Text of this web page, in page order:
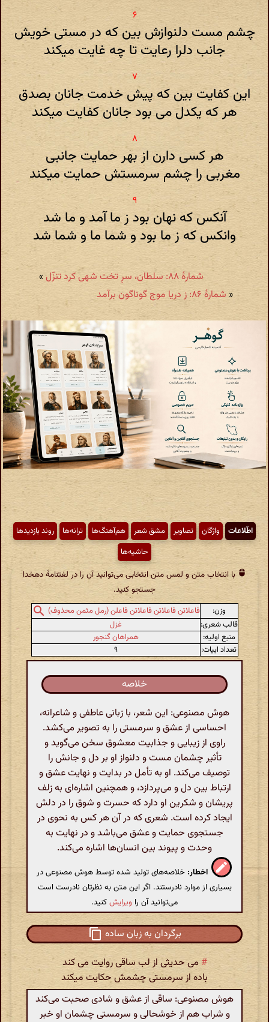
چشم مست دلنوازش بین که در مستی خویش
جانب دلرا رعایت تا چه غایت میکند
این کفایت بین که پیش خدمت جانان بصدق
هر که یکدل می بود جانان کفایت میکند
هر کسی دارن از بهر حمایت جانبی
مغربی را چشم سرمستش حمایت میکند
آنکس که نهان بود ز ما آمد و ما شد
وانکس که ز ما بود و شما ما و شما شد
شمارهٔ ۸۸: سلطان، سرِ تخت شهی کرد تنزّل
»
« شمارهٔ ۸۶: ز دریا موج گوناگون برآمد
اطّلاعات واژگان تصاویر مشق شعر هم‌آهنگ‌ها ترانه‌ها
روند بازدیدها
حاشیه‌ها
با انتخاب متن و لمس متن انتخابی می‌توانید آن را در لغتنامهٔ دهخدا
جستجو کنید.
وزن:
فاعلاتن فاعلاتن فاعلاتن فاعلن (رمل مثمن محذوف)
قالب شعری:
غزل
منبع اولیه:
همراهان گنجور
تعداد ابیات:
۹
خلاصه
هوش مصنوعی: این شعر، با زبانی عاطفی و شاعرانه،
احساسی از عشق و سرمستی را به تصویر می‌کشد.
راوی از زیبایی و جذابیت معشوق سخن می‌گوید و
تأثیر چشمان مست و دلنواز او بر دل و جانش را
توصیف می‌کند. او به تأمل در بدایت و نهایت عشق و
ارتباط بین دل و می‌پردازد، و همچنین اشاره‌ای به زلف
پریشان و شکرین او دارد که حسرت و شوق را در دلش
ایجاد کرده است. شعری که در آن هر کس به نحوی در
جستجوی حمایت و عشق می‌باشد و در نهایت به
وحدت و پیوند بین انسان‌ها اشاره می‌کند.
اخطار: خلاصه‌های تولید شده توسط هوش مصنوعی در
بسیاری از موارد نادرستند. اگر این متن به نظرتان نادرست است
می‌توانید آن را ویرایشکنید.
برگردان به زبان ساده
# می حدیثی از لب ساقی روایت می کند
باده از سرمستی چشمش حکایت میکند
هوش مصنوعی: ساقی از عشق و شادی صحبت می‌کند
و شراب هم از خوشحالی و سرمستی چشمان او خبر